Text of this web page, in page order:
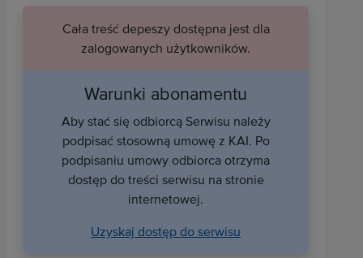
Cała treść depeszy dostępna jest dla
zalogowanych użytkowników.
Warunki abonamentu
Aby stać się odbiorcą Serwisu należy
podpisać stosowną umowę z KAI. Po
podpisaniu umowy odbiorca otrzyma
dostęp do treści serwisu na stronie
internetowej.
Uzyskaj dostęp do serwisu